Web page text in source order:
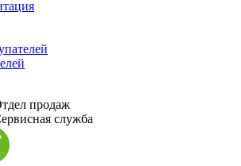
продаж
служба